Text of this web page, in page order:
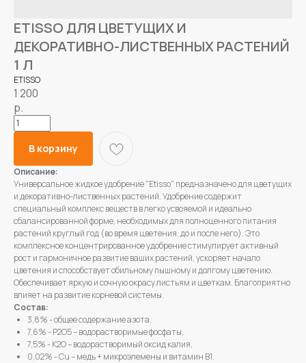
ETISSO ДЛЯ ЦВЕТУЩИХ И
ДЕКОРАТИВНО-ЛИСТВЕННЫХ РАСТЕНИЙ
1 Л
ETISSO
1 200
р.
В корзину
Описание:
Универсальное жидкое удобрение "Etisso" предназначено для цветущих
и декоративно-лиственных растений. Удобрение содержит
специальный комплекс веществ в легко усвояемой и идеально
сбалансированной форме, необходимых для полноценного питания
растений круглый год (во время цветения, до и после него). Это
комплексное концентрированное удобрение стимулирует активный
рост и гармоничное развитие ваших растений, ускоряет начало
цветения и способствует обильному пышному и долгому цветению.
Обеспечивает яркую и сочную окрасу листьям и цветкам. Благоприятно
влияет на развитие корневой системы.
Состав:
3,8% - общее содержание азота,
7,6% - Р2О5 – водорастворимые фосфаты,
7,5% - К2О – водорастворимый оксид калия,
0,02% - Cu – медь + микроэлемены и витамин В1.